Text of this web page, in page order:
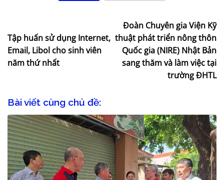
Tập huấn sử dụng Internet,
Email, Libol cho sinh viên
năm thứ nhất
Đoàn Chuyên gia Viện Kỹ
thuật phát triển nông thôn
Quốc gia (NIRE) Nhật Bản
sang thăm và làm việc tại
trường ĐHTL
Bài viết cùng chủ đề: